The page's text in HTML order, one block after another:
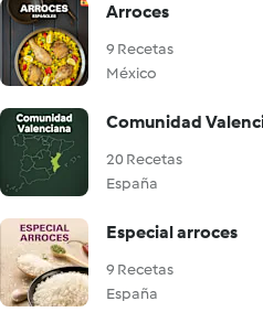
Arroces
9 Recetas
México
Comunidad
20 Recetas
España
Especial arroces
9 Recetas
España